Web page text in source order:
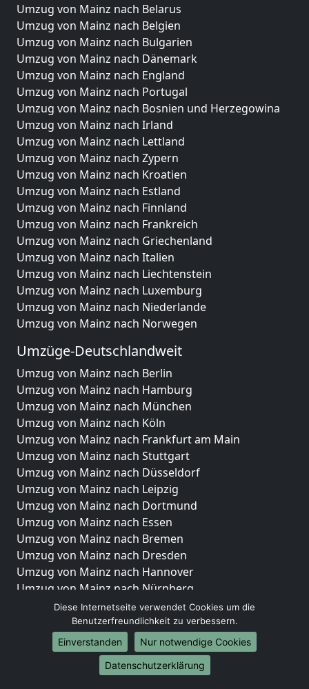
Umzug von Mainz nach Belarus
Umzug von Mainz nach Belgien
Umzug von Mainz nach Bulgarien
Umzug von Mainz nach Dänemark
Umzug von Mainz nach England
Umzug von Mainz nach Portugal
Umzug von Mainz nach Bosnien und Herzegowina
Umzug von Mainz nach Irland
Umzug von Mainz nach Lettland
Umzug von Mainz nach Zypern
Umzug von Mainz nach Kroatien
Umzug von Mainz nach Estland
Umzug von Mainz nach Finnland
Umzug von Mainz nach Frankreich
Umzug von Mainz nach Griechenland
Umzug von Mainz nach Italien
Umzug von Mainz nach Liechtenstein
Umzug von Mainz nach Luxemburg
Umzug von Mainz nach Niederlande
Umzug von Mainz nach Norwegen
Umzüge-Deutschlandweit
Umzug von Mainz nach Berlin
Umzug von Mainz nach Hamburg
Umzug von Mainz nach München
Umzug von Mainz nach Köln
Umzug von Mainz nach Frankfurt am Main
Umzug von Mainz nach Stuttgart
Umzug von Mainz nach Düsseldorf
Umzug von Mainz nach Leipzig
Umzug von Mainz nach Dortmund
Umzug von Mainz nach Essen
Umzug von Mainz nach Bremen
Umzug von Mainz nach Dresden
Umzug von Mainz nach Hannover
Umzug von Mainz nach Nürnberg
Umzug von Mainz nach Duisburg
Umzug von Mainz nach Bochum
Umzug von Mainz nach Wuppertal
Umzug von Mainz nach Bielefeld
Umzug von Mainz nach Bonn
Diese Internetseite verwendet Cookies um die
Benutzerfreundlichkeit zu verbessern.
Einverstanden
Nur notwendige Cookies
Datenschutzerklärung